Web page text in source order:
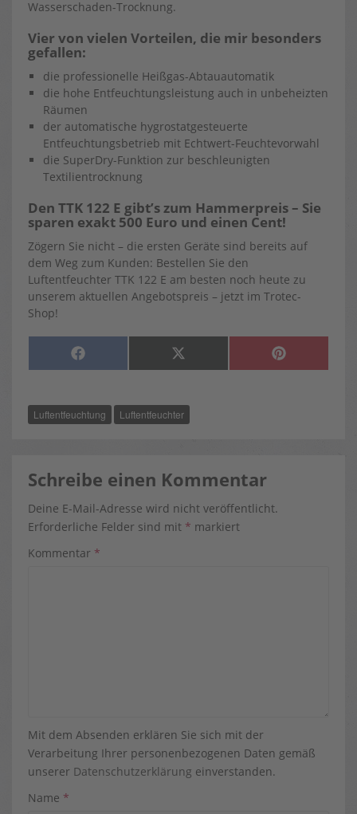
Wasserschaden-Trocknung.
Vier von vielen Vorteilen, die mir besonders
gefallen:
die professionelle Heißgas-Abtauautomatik
die hohe Entfeuchtungsleistung auch in unbeheizten
Räumen
der automatische hygrostatgesteuerte
Entfeuchtungsbetrieb mit Echtwert-Feuchtevorwahl
die SuperDry-Funktion zur beschleunigten
Textilientrocknung
Den TTK 122 E gibt’s zum Hammerpreis – Sie
sparen exakt 500 Euro und einen Cent!
Zögern Sie nicht – die ersten Geräte sind bereits auf
dem Weg zum Kunden: Bestellen Sie den
Luftentfeuchter TTK 122 E am besten noch heute zu
unserem aktuellen Angebotspreis – jetzt im Trotec-
Shop!
SHARE
F
A
O
O
K
SHARE
X
(
T
E
SHARE
P
I
Luftentfeuchtung Luftentfeuchter
Schreibe einen Kommentar
Deine E-Mail-Adresse wird nicht veröffentlicht.
Erforderliche Felder sind mit * markiert
Kommentar *
Mit dem Absenden erklären Sie sich mit der
Verarbeitung Ihrer personenbezogenen Daten gemäß
unserer Datenschutzerklärung einverstanden.
Name *